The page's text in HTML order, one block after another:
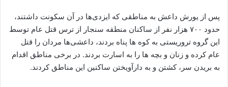
پس از یورش داعش به مناطقی که ایزدی‌ها در آن سکونت داشتند،
حدود ۷۰۰ هزار نفر از ساکنان منطقه سنجار از ترس قتل عام توسط
این گروه تروریستی به کوه ها پناه بردند، داعشی‌ها مردان را قتل
عام کرده و زنان و بچه ها را به اسارت بردند. در برخی مناطق اقدام
به بریدن سر، کشتن و به دارآویختن ساکنین این مناطق کردند.